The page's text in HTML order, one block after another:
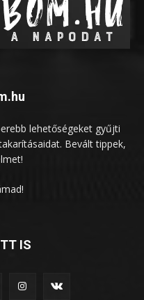
lehetőségeket gyűjti
Bevált tippek,
IS